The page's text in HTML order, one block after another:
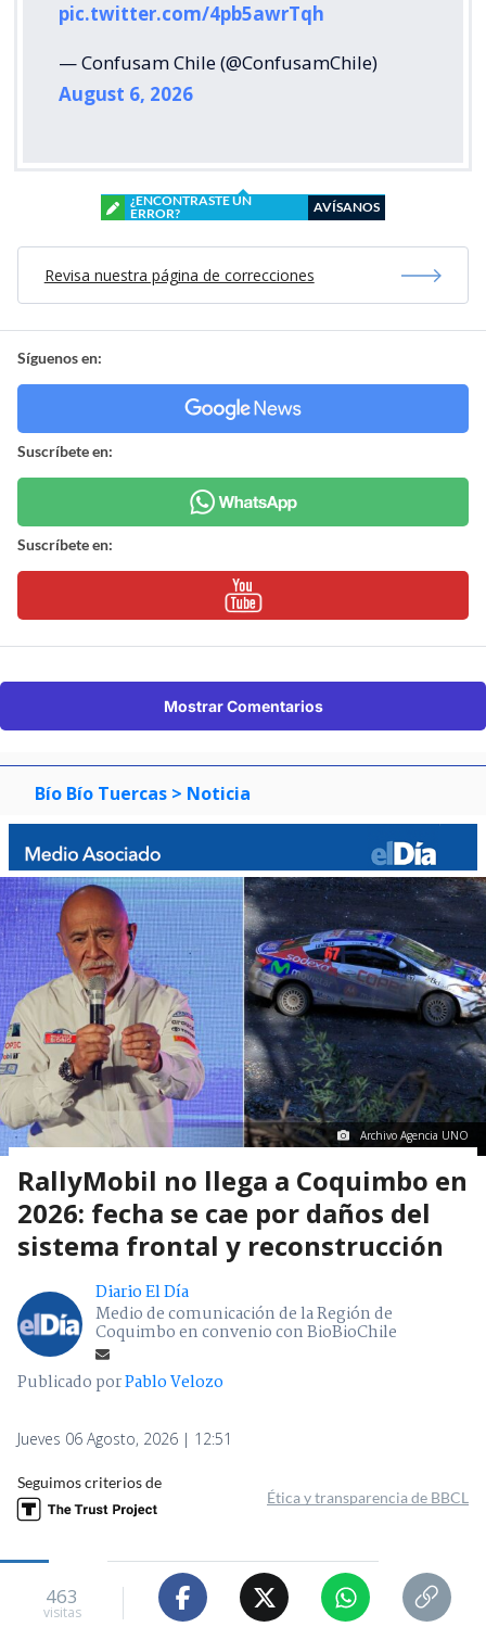
pic.twitter.com/4pb5awrTqh
— Confusam Chile (@ConfusamChile)
August 6, 2026
¿ENCONTRASTE UN
ERROR?
AVÍSANOS
Revisa nuestra página de correcciones
Síguenos en:
Suscríbete en:
Suscríbete en:
Mostrar Comentarios
Bío Bío Tuercas > Noticia
Archivo Agencia UNO
RallyMobil no llega a Coquimbo en
2026: fecha se cae por daños del
sistema frontal y reconstrucción
Diario El Día
Medio de comunicación de la Región de
Coquimbo en convenio con BioBioChile
Publicado porPablo Velozo
Jueves 06 Agosto, 2026 | 12:51
Seguimos criterios de
Ética y transparencia de BBCL
463
visitas